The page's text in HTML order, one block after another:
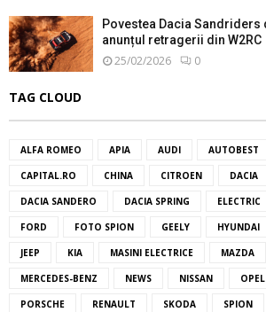
Povestea Dacia Sandriders
anunțul retragerii din W2RC
25/02/2026 0
TAG CLOUD
ALFA ROMEO APIA AUDI AUTOBEST
CAPITAL.RO CHINA CITROEN DACIA
DACIA SANDERO DACIA SPRING ELECTRIC
FORD FOTO SPION GEELY HYUNDAI
JEEP KIA MASINI ELECTRICE MAZDA
MERCEDES-BENZ NEWS NISSAN OPEL
PORSCHE RENAULT SKODA SPION